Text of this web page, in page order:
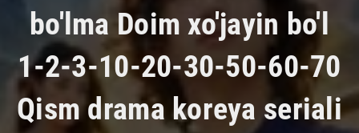
bo'lma Doim xo'jayin bo'l
1-2-3-10-20-30-50-60-70
Qism drama koreya seriali